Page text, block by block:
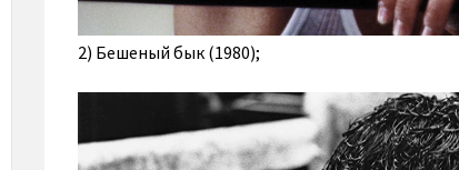
2) Бешеный бык (1980);